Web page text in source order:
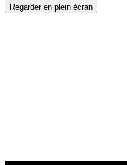
Regarder en plein écran